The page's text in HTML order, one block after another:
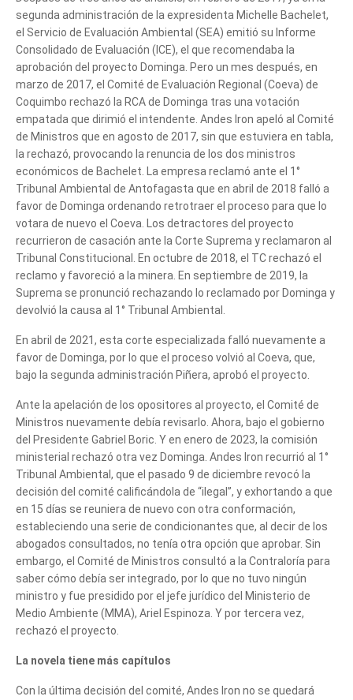
segunda administración de la expresidenta Michelle Bachelet,
el Servicio de Evaluación Ambiental (SEA) emitió su Informe
Consolidado de Evaluación (ICE), el que recomendaba la
aprobación del proyecto Dominga. Pero un mes después, en
marzo de 2017, el Comité de Evaluación Regional (Coeva) de
Coquimbo rechazó la RCA de Dominga tras una votación
empatada que dirimió el intendente. Andes Iron apeló al Comité
de Ministros que en agosto de 2017, sin que estuviera en tabla,
la rechazó, provocando la renuncia de los dos ministros
económicos de Bachelet. La empresa reclamó ante el 1°
Tribunal Ambiental de Antofagasta que en abril de 2018 falló a
favor de Dominga ordenando retrotraer el proceso para que lo
votara de nuevo el Coeva. Los detractores del proyecto
recurrieron de casación ante la Corte Suprema y reclamaron al
Tribunal Constitucional. En octubre de 2018, el TC rechazó el
reclamo y favoreció a la minera. En septiembre de 2019, la
Suprema se pronunció rechazando lo reclamado por Dominga y
devolvió la causa al 1° Tribunal Ambiental.
En abril de 2021, esta corte especializada falló nuevamente a
favor de Dominga, por lo que el proceso volvió al Coeva, que,
bajo la segunda administración Piñera, aprobó el proyecto.
Ante la apelación de los opositores al proyecto, el Comité de
Ministros nuevamente debía revisarlo. Ahora, bajo el gobierno
del Presidente Gabriel Boric. Y en enero de 2023, la comisión
ministerial rechazó otra vez Dominga. Andes Iron recurrió al 1°
Tribunal Ambiental, que el pasado 9 de diciembre revocó la
decisión del comité calificándola de “ilegal”, y exhortando a que
en 15 días se reuniera de nuevo con otra conformación,
estableciendo una serie de condicionantes que, al decir de los
abogados consultados, no tenía otra opción que aprobar. Sin
embargo, el Comité de Ministros consultó a la Contraloría para
saber cómo debía ser integrado, por lo que no tuvo ningún
ministro y fue presidido por el jefe jurídico del Ministerio de
Medio Ambiente (MMA), Ariel Espinoza. Y por tercera vez,
rechazó el proyecto.
La novela tiene más capítulos
Con la última decisión del comité, Andes Iron no se quedará